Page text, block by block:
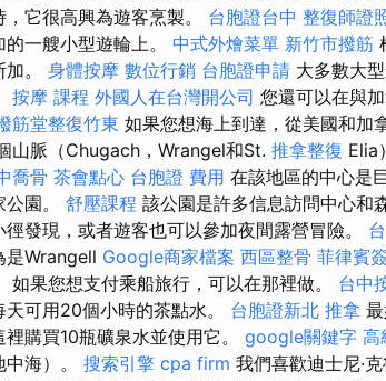
它很高興為遊客烹製。 台胞證台中 整復師證
一艘小型遊輪上。 中式外燴菜單 新竹市撥筋
。 身體按摩 數位行銷 台胞證申請 大多數大
按摩 課程 外國人在台灣開公司 您還可以在與
筋堂整復竹東 如果您想海上到達，從美國和加
山脈（Chugach，Wrangel和St. 推拿整復 Elia
喬骨 茶會點心 台胞證 費用 在該地區的中心是
園。 舒壓課程 該公園是許多信息訪問中心和
發現，或者遊客也可以參加夜間露營冒險。
是Wrangell Google商家檔案 西區整骨 菲律賓
如果您想支付乘船旅行，可以在那裡做。 台中
可用20個小時的茶點水。 台胞證新北 推拿
購買10瓶礦泉水並使用它。 google關鍵字 高
海）。 搜索引擎 cpa firm 我們喜歡迪士尼·